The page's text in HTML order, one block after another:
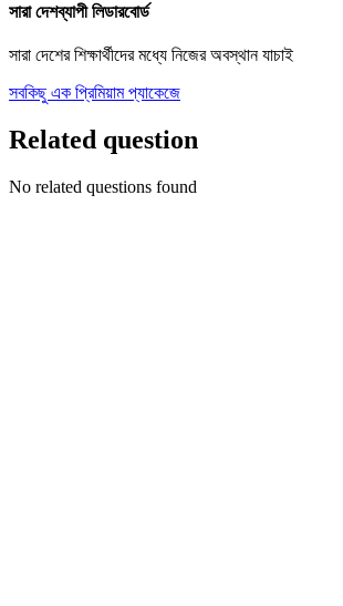
সারা দেশব্যাপী লিডারবোর্ড
সারা দেশের শিক্ষার্থীদের মধ্যে নিজের অবস্থান যাচাই
সবকিছু এক প্রিমিয়াম প্যাকেজে
Related question
No related questions found